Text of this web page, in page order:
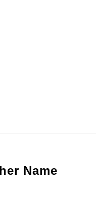
Name